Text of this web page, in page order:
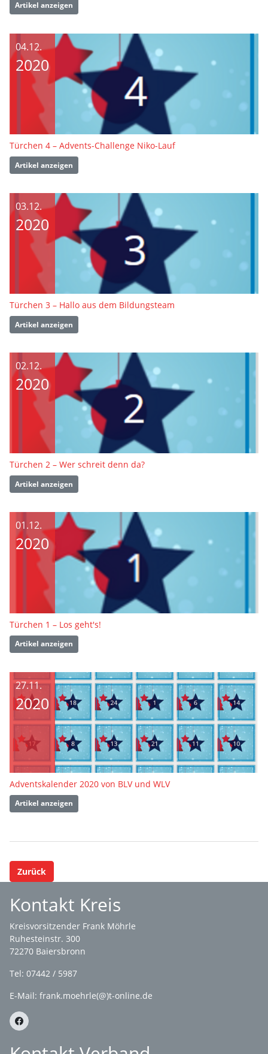
Artikel anzeigen
04.12.
2020
Türchen 4 – Advents-Challenge Niko-Lauf
Artikel anzeigen
03.12.
2020
Türchen 3 – Hallo aus dem Bildungsteam
Artikel anzeigen
02.12.
2020
Türchen 2 – Wer schreit denn da?
Artikel anzeigen
01.12.
2020
Türchen 1 – Los geht's!
Artikel anzeigen
27.11.
2020
Adventskalender 2020 von BLV und WLV
Artikel anzeigen
Zurück
Kontakt Kreis
Kreisvorsitzender Frank Möhrle
Ruhesteinstr. 300
72270 Baiersbronn
Tel: 07442 / 5987
E-Mail: frank.moehrle(@)t-online.de